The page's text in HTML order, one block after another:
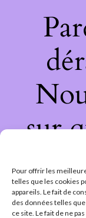
Pour offrir les
telles que les cookies
appareils. Le fait de
des données telles
ce site. Le fait de ne
sur
de